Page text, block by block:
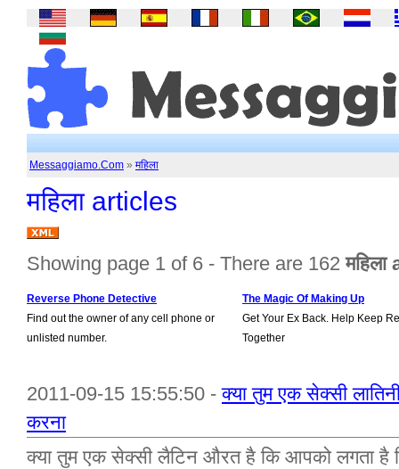
Messaggiamo.Com » महिला
महिला articles
Showing page 1 of 6 - There are 162
Reverse Phone Detective
Find out the owner of any cell phone or
unlisted number.
The Magic Of Making Up
Get Your Ex Back. Help Keep
Together
2011-09-15 15:55:50 -क्या तुम एक सेक्सी
करना
क्या तुम एक सेक्सी लैटिन औरत है कि आपको लगता है